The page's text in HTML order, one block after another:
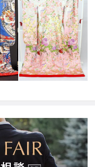
帯、小物をご提案しつつ
て参りますので、安心し
日のヘアセットや着付け
。経験豊富な美容師と国
資格を持つ着付け師がお